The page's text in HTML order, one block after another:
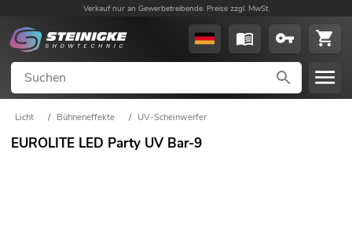
Verkauf nur an Gewerbetreibende. Preise zzgl. MwSt.
Licht / Bühneneffekte / UV-Scheinwerfer
EUROLITE LED Party UV Bar-9